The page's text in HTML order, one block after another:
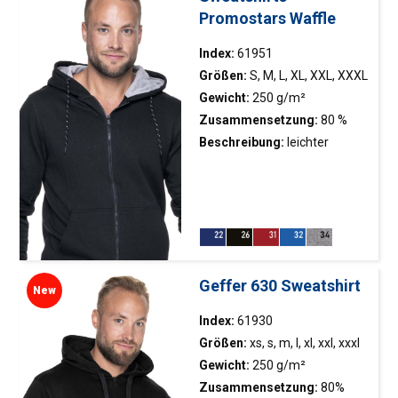
Promostars Waffle
Index: 61951
Größen: S, M, L, XL, XXL, XXXL
Gewicht: 250 g/m²
Zusammensetzung: 80 %
Polyester, 20 % Baumwolle
Beschreibung: leichter
Kapuze mit kontrastierendem
Kunststoff; Würfel; zwei
Vordertaschen; Ärmel und
Saum des Sweatshirts mit
elastischem Saum;
Geffer 630 Sweatshirt
Index: 61930
Größen: xs, s, m, l, xl, xxl, xxxl
Gewicht: 250 g/m²
Zusammensetzung: 80%
New